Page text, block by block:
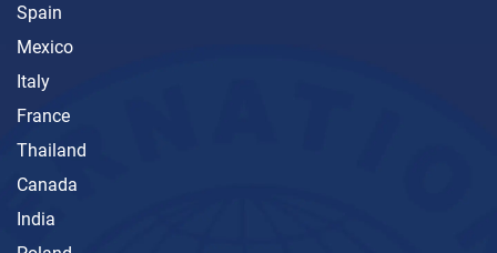
Spain
Mexico
Italy
France
Thailand
Canada
India